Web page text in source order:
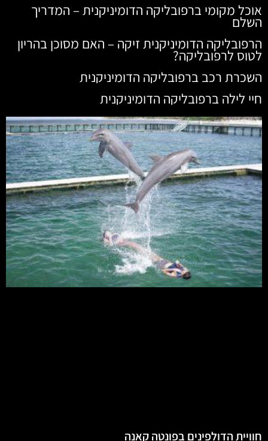
אוכל מקומי ברפובליקה הדומיניקנית – המדריך
השלם
הרפובליקה הדומיניקנית זיקה – האם מסוכן בהריון
לטוס לרפובליקה?
השכרת רכב ברפובליקה הדומיניקנית
חיי לילה ברפובליקה הדומיניקנית
חוויית הדולפינים בפונטה קאנה